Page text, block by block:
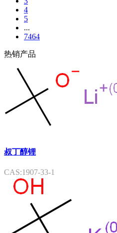
4
5
...
7464
热销产品
叔丁醇锂
CAS:1907-33-1